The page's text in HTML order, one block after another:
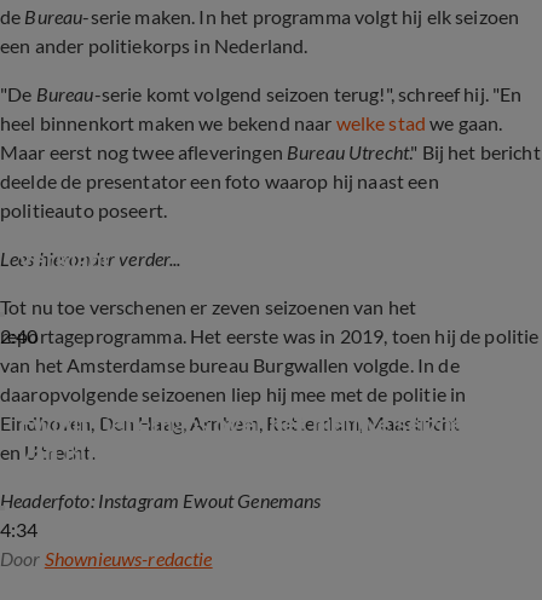
de Bureau-serie maken. In het programma volgt hij elk seizoen
een ander politiekorps in Nederland.
"De Bureau-serie komt volgend seizoen terug!", schreef hij. "En
heel binnenkort maken we bekend naar welke stad we gaan.
Maar eerst nog twee afleveringen Bureau Utrecht." Bij het bericht
deelde de presentator een foto waarop hij naast een
politieauto poseert.
Lees hieronder verder...
2:40
Opnamelocatie nieuw seizoen Bureau…
verklapt?
Tot nu toe verschenen er zeven seizoenen van het
reportageprogramma. Het eerste was in 2019, toen hij de politie
van het Amsterdamse bureau Burgwallen volgde. In de
daaropvolgende seizoenen liep hij mee met de politie in
Eindhoven, Den Haag, Arnhem, Rotterdam, Maastricht
en Utrecht.
4:34
Ewout Genemans over het nieuwe seizoen
van Bureau Utrecht
Headerfoto: Instagram Ewout Genemans
Door Shownieuws-redactie